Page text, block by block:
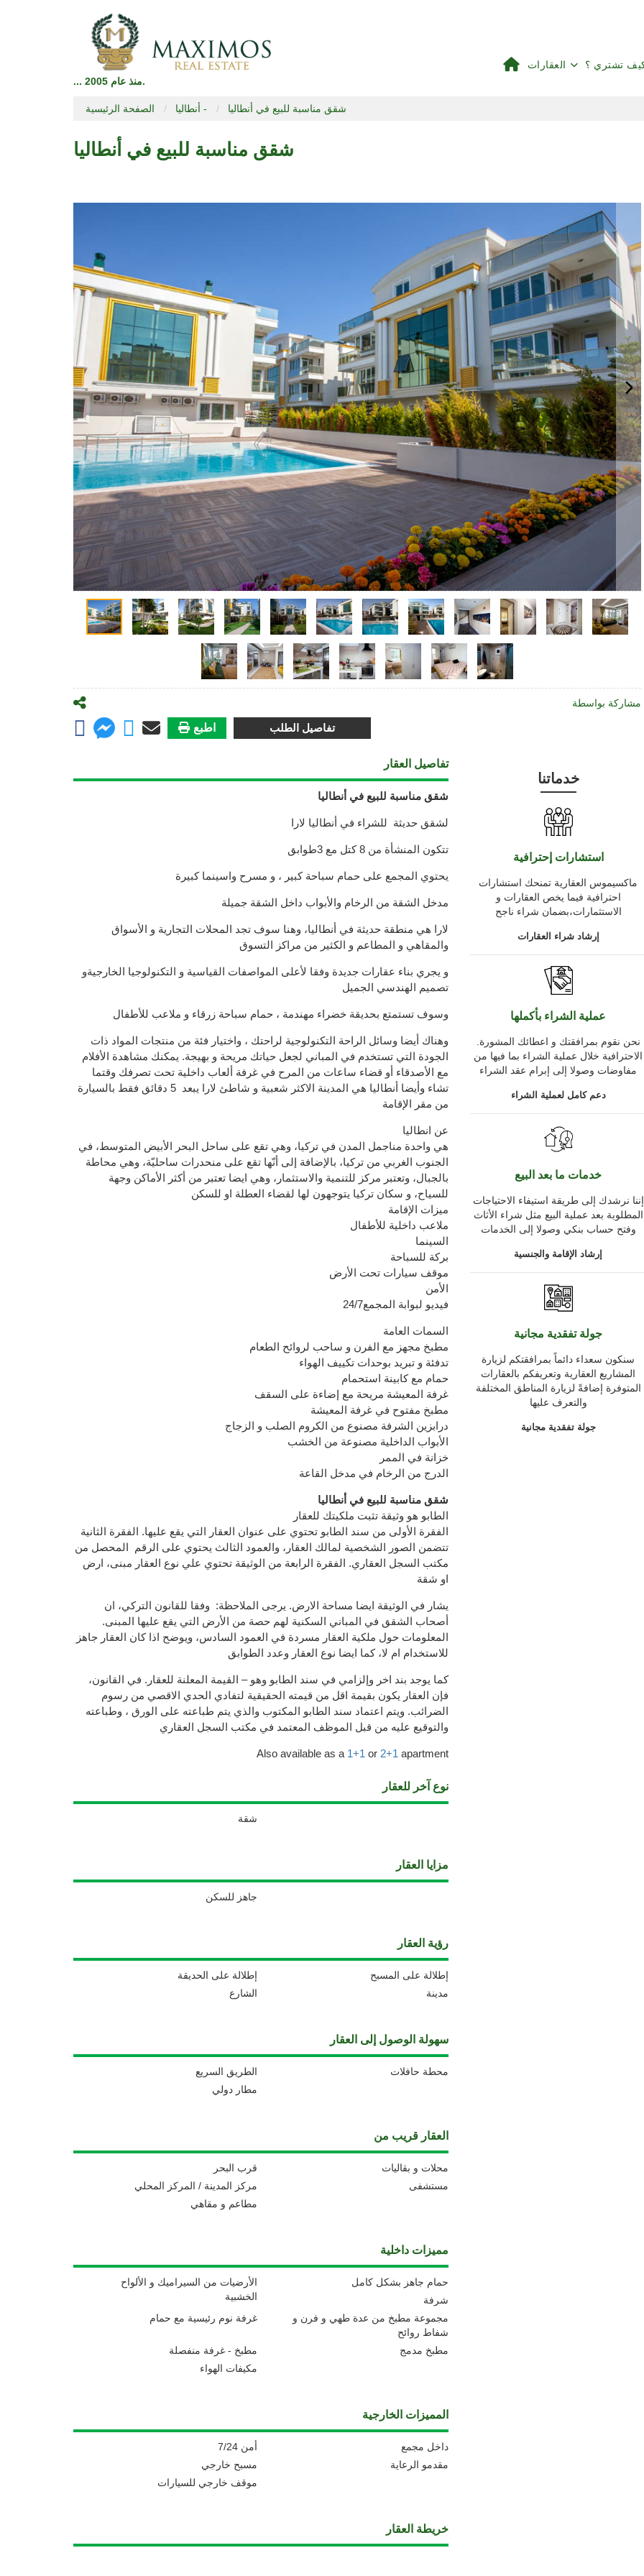
... منذ عام 2005.
العقارات تشتري ؟
الصفحة الرئيسية أنطاليا - شقق مناسبة للبيع في أنطاليا
شقق مناسبة للبيع في أنطاليا
مشاركة بواسطة
اطبع تفاصيل الطلب
تفاصيل العقار
شقق مناسبة للبيع في أنطاليا
لشقق حديثة للشراء في أنطاليا لارا
تتكون المنشأة من 8 كتل مع 3طوابق
يحتوي المجمع على حمام سباحة كبير ، و مسرح واسينما كبيرة
مدخل الشقة من الرخام والأبواب داخل الشقة جميلة
لارا هي منطقة حديثة في أنطاليا، وهنا سوف تجد المحلات التجارية و الأسواق
والمقاهي و المطاعم و الكثير من مراكز التسوق
و يجري بناء عقارات جديدة وفقا لأعلى المواصفات القياسية و التكنولوجيا الخارجيةو
تصميم الهندسي الجميل
وسوف تستمتع بحديقة خضراء مهندمة ، حمام سباحة زرقاء و ملاعب للأطفال
وهناك أيضا وسائل الراحة التكنولوجية لراحتك ، واختيار فئة من منتجات المواد ذات
الجودة التي تستخدم في المباني لجعل حياتك مريحة و بهيجة. يمكنك مشاهدة الأفلام
مع الأصدقاء أو قضاء ساعات من المرح في غرفة ألعاب داخلية تحت تصرفك وقتما
تشاء وأيضا أنطاليا هي المدينة الاكثر شعبية و شاطئ لارا يبعد 5 دقائق فقط بالسيارة
من مقر الإقامة
عن انطاليا
هي واحدة مناجمل المدن في تركيا، وهي تقع على ساحل البحر الأبيض المتوسط، في
الجنوب الغربي من تركيا، بالإضافة إلى أنّها تقع على منحدرات ساحليّة، وهي محاطة
بالجبال، وتعتبر مركز للتنمية والاستثمار، وهي ايضا تعتبر من أكثر الأماكن وجهة
للسياح، و سكان تركيا يتوجهون لها لقضاء العطلة او للسكن
ميزات الإقامة
ملاعب داخلية للأطفال
السينما
بركة للسباحة
موقف سيارات تحت الأرض
الأمن
24/7فيديو لبوابة المجمع
السمات العامة
مطبخ مجهز مع الفرن و ساحب لروائح الطعام
تدفئة و تبريد بوحدات تكييف الهواء
حمام مع كابينة استحمام
غرفة المعيشة مريحة مع إضاءة على السقف
مطبخ مفتوح في غرفة المعيشة
درابزين الشرفة مصنوع من الكروم الصلب و الزجاج
الأبواب الداخلية مصنوعة من الخشب
خزانة في الممر
الدرج من الرخام في مدخل القاعة
شقق مناسبة للبيع في أنطاليا
الطابو هو وثيقة تثبت ملكيتك للعقار
تتضمن الصور الشخصية لمالك العقار، والعمود الثالث يحتوي على الرقم المحصل من
مكتب السجل العقاري. الفقرة الرابعة من الوثيقة تحتوي علي نوع العقار مبنى، ارض
او شقة
يشار في الوثيقة ايضا مساحة الارض. يرجى الملاحظة: وفقا للقانون التركي، ان
أصحاب الشقق في المباني السكنية لهم حصة من الأرض التي يقع عليها المبنى.
المعلومات حول ملكية العقار مسردة في العمود السادس، ويوضح اذا كان العقار جاهز
للاستخدام ام لا، كما ايضا نوع العقار وعدد الطوابق
كما يوجد بند اخر وإلزامي في سند الطابو وهو – القيمة المعلنة للعقار. في القانون،
فإن العقار يكون بقيمة اقل من قيمته الحقيقية لتفادي الحدي الاقصي من رسوم
الضرائب. ويتم اعتماد سند الطابو المكتوب والذي يتم طباعته على الورق ، وطباعته
والتوقيع عليه من قبل الموظف المعتمد في مكتب السجل العقاري
Also available as a 1+1 or 2+1 apartment
نوع آخر للعقار
شقة
مزايا العقار
جاهز للسكن
رؤية العقار
إطلالة على الحديقة
إطلالة على المسبح
الشارع
مدينة
سهولة الوصول إلى العقار
الطريق السريع
محطة حافلات
مطار دولي
العقار قريب من
قرب البحر
محلات و بقاليات
مركز المدينة / المركز المحلي
مستشفى
مطاعم و مقاهي
مميزات داخلية
الأرضيات من السيراميك و الألواح
الخشبية
حمام جاهز بشكل كامل
شرفة
غرفة نوم رئيسية مع حمام
مجموعة مطبخ من عدة طهي و فرن و
شفاط روائح
مطبخ - غرفة منفصلة
مطبخ مدمج
مكيفات الهواء
المميزات الخارجية
أمن 7/24
داخل مجمع
مسبح خارجي
مقدمو الرعاية
موقف خارجي للسيارات
خريطة العقار
خدماتنا
استشارات إحترافية
ماكسيموس العقارية تمنحك استشارات
احترافية فيما يخص العقارات و
الاستثمارات،بضمان شراء ناجح
إرشاد شراء العقارات
عملية الشراء بأكملها
الاحترافية خلال عملية الشراء بما فيها من
مفاوضات وصولا إلى إبرام عقد الشراء
دعم كامل لعملية الشراء
خدمات ما بعد البيع
إننا نرشدك إلى طريقة استيفاء الاحتياجات
المطلوبة بعد عملية البيع مثل شراء الأثاث
وفتح حساب بنكي وصولا إلى الخدمات
إرشاد الإقامة والجنسية
جولة تفقدية مجانية
سنكون سعداء دائماً بمرافقتكم لزيارة
المشاريع العقارية وتعريفكم بالعقارات
المتوفرة إضافةً لزيارة المناطق المختلفة
والتعرف عليها
جولة تفقدية مجانية